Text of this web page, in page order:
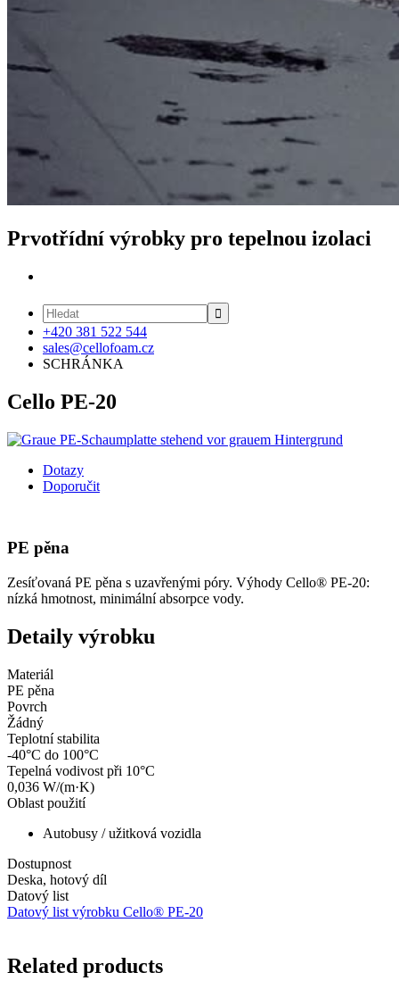
Prvotřídní výrobky pro tepelnou izolaci

+420 381 522 544
sales@cellofoam.cz
SCHRÁNKA
Cello PE-20
Dotazy
Doporučit
PE pěna
Zesíťovaná PE pěna s uzavřenými póry. Výhody Cello® PE-20:
nízká hmotnost, minimální absorpce vody.
Detaily výrobku
Materiál
PE pěna
Povrch
Žádný
Teplotní stabilita
-40°C do 100°C
Tepelná vodivost při 10°C
0,036 W/(m·K)
Oblast použití
Autobusy / užitková vozidla
Dostupnost
Deska, hotový díl
Datový list
Datový list výrobku Cello® PE-20
Related products